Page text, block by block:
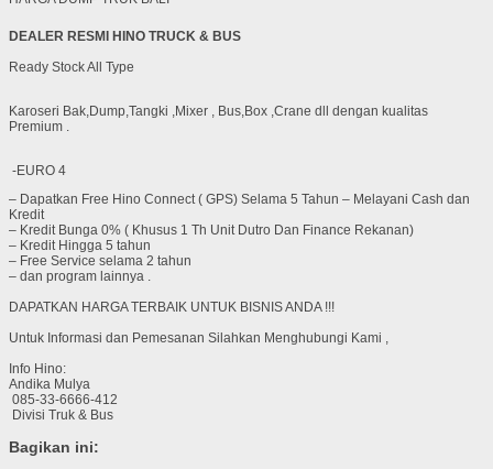
DEALER RESMI HINO TRUCK & BUS
Ready Stock All Type
Karoseri Bak,Dump,Tangki ,Mixer , Bus,Box ,Crane dll dengan kualitas
Premium .
-EURO 4
– Dapatkan Free Hino Connect ( GPS) Selama 5 Tahun – Melayani Cash dan
Kredit
– Kredit Bunga 0% ( Khusus 1 Th Unit Dutro Dan Finance Rekanan)
– Kredit Hingga 5 tahun
– Free Service selama 2 tahun
– dan program lainnya .
DAPATKAN HARGA TERBAIK UNTUK BISNIS ANDA !!!
Untuk Informasi dan Pemesanan Silahkan Menghubungi Kami ,
Info Hino:
Andika Mulya
085-33-6666-412
Divisi Truk & Bus
Bagikan ini: